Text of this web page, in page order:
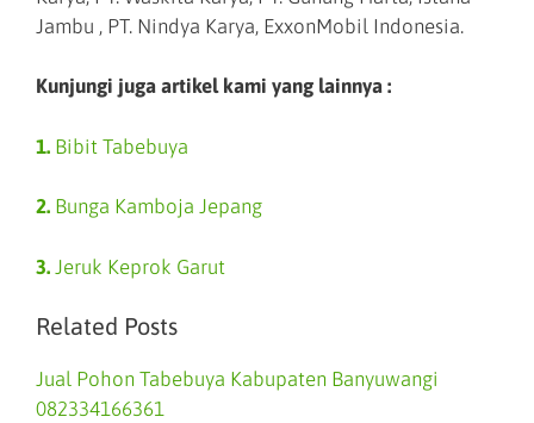
Jambu , PT. Nindya Karya, ExxonMobil Indonesia.
Kunjungi juga artikel kami yang lainnya :
1. Bibit Tabebuya
2. Bunga Kamboja Jepang
3. Jeruk Keprok Garut
Related Posts
Jual Pohon Tabebuya Kabupaten Banyuwangi
082334166361